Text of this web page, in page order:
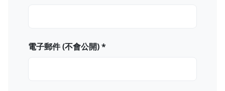
電子郵件 (不會公開) *